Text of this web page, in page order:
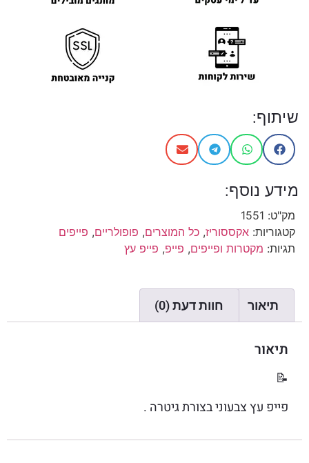
שיתוף:
מידע נוסף:
מק"ט: 1551
קטגוריות: אקססוריז, כל המוצרים, פופולריים, פייפים
תגיות: מקטרות ופייפים, פייפ, פייפ עץ
תיאור חוות דעת (0)
תיאור
📝
פייפ עץ צבעוני בצורת גיטרה .